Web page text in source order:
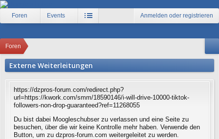
Foren Events Anmelden oder registrieren
Foren
Externe Weiterleitungen
https://dzpros-forum.com/redirect.php?
url=https://kwork.com/smm/18590146/i-will-drive-10000-tiktok-
followers-non-drop-guaranteed?ref=11268055
Du bist dabei Moogleschubser zu verlassen und eine Seite zu
besuchen, über die wir keine Kontrolle mehr haben. Verwende den
Button, um zu dzpros-forum.com weitergeleitet zu werden.